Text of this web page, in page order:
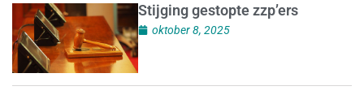
Stijging gestopte zzp’ers
oktober 8, 2025